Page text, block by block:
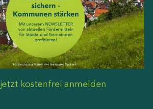
jetzt kostenfrei anmelden